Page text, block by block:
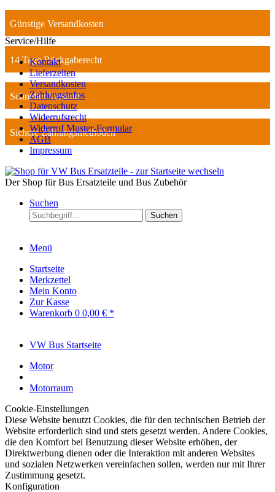
Günstige Versandkosten
14 Tage Rückgaberecht
Schneller Versand
Sichere Zahlungsmethoden
Service/Hilfe
Kontakt
Lieferzeiten
Versandkosten
Zahlungsinfos
Datenschutz
Widerrufsrecht
Widerruf Muster-Formular
AGB
Impressum
Der Shop für Bus Ersatzteile und Bus Zubehör
Suchen
Suchen
Menü
Startseite
Merkzettel
Mein Konto
Zur Kasse
Warenkorb 0 0,00 € *
VW Bus Startseite
Motor
Motorraum
Cookie-Einstellungen
Diese Website benutzt Cookies, die für den technischen Betrieb der
Website erforderlich sind und stets gesetzt werden. Andere Cookies,
die den Komfort bei Benutzung dieser Website erhöhen, der
Direktwerbung dienen oder die Interaktion mit anderen Websites
und sozialen Netzwerken vereinfachen sollen, werden nur mit Ihrer
Zustimmung gesetzt.
Konfiguration